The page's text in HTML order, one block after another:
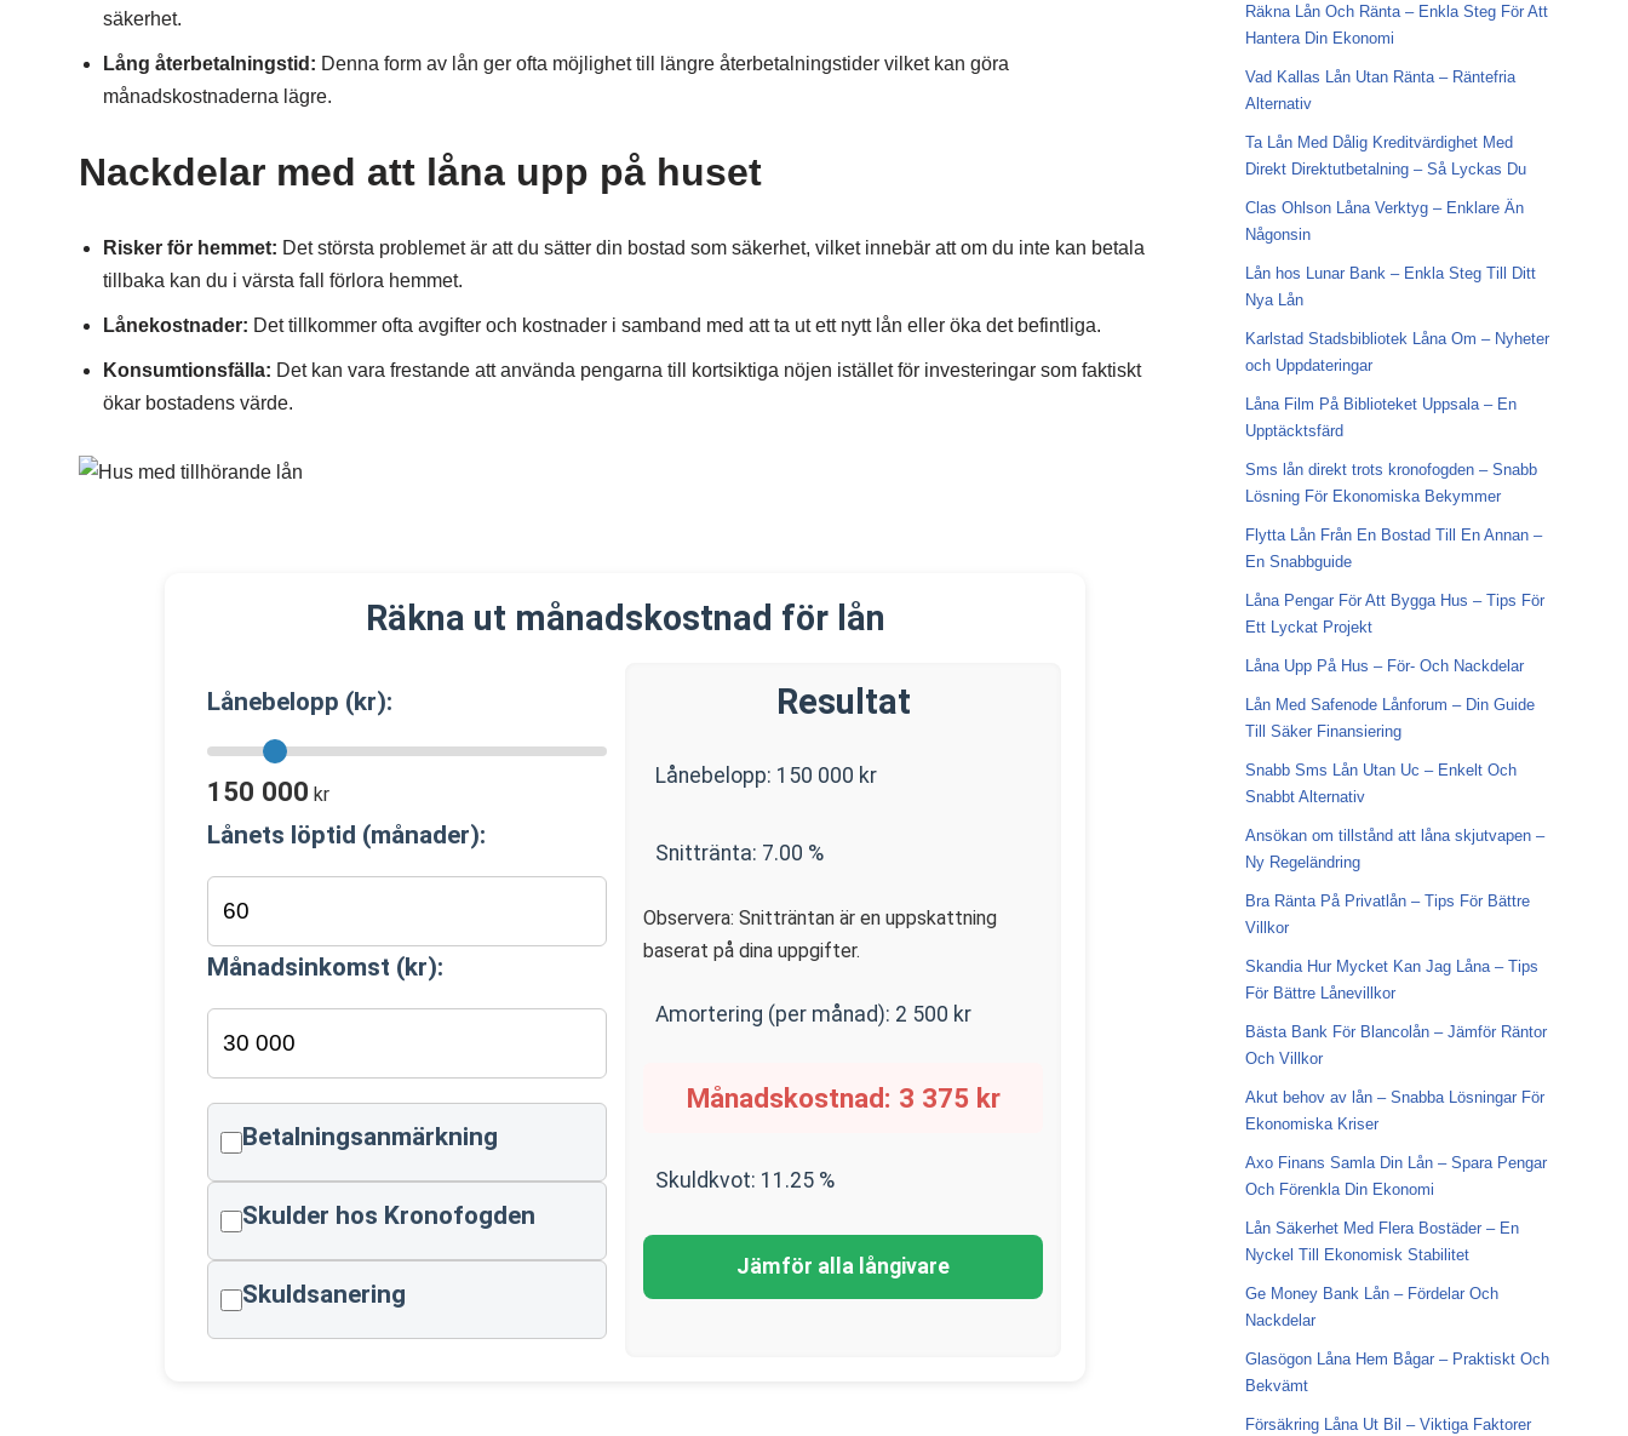
säkerhet.
Lång återbetalningstid: Denna form av lån ger ofta möjlighet till längre återbetalningstider vilket kan göra
månadskostnaderna lägre.
Nackdelar med att låna upp på huset
Risker för hemmet: Det största problemet är att du sätter din bostad som säkerhet, vilket innebär att om du inte kan betala
tillbaka kan du i värsta fall förlora hemmet.
Lånekostnader: Det tillkommer ofta avgifter och kostnader i samband med att ta ut ett nytt lån eller öka det befintliga.
Konsumtionsfälla: Det kan vara frestande att använda pengarna till kortsiktiga nöjen istället för investeringar som faktiskt
ökar bostadens värde.
Räkna ut månadskostnad för lån
Lånebelopp (kr):
150 000 kr
Lånets löptid (månader):
Månadsinkomst (kr):
Betalningsanmärkning
Skulder hos Kronofogden
Skuldsanering
Resultat
Lånebelopp: 150 000 kr
Snittränta: 7.00 %
Observera: Snitträntan är en uppskattning
baserat på dina uppgifter.
Amortering (per månad): 2 500 kr
Månadskostnad: 3 375 kr
Skuldkvot: 11.25 %
Jämför alla långivare
Räkna Lån Och Ränta – Enkla Steg För Att
Hantera Din Ekonomi
Vad Kallas Lån Utan Ränta – Räntefria
Alternativ
Ta Lån Med Dålig Kreditvärdighet Med
Direkt Direktutbetalning – Så Lyckas Du
Clas Ohlson Låna Verktyg – Enklare Än
Någonsin
Lån hos Lunar Bank – Enkla Steg Till Ditt
Nya Lån
Karlstad Stadsbibliotek Låna Om – Nyheter
och Uppdateringar
Låna Film På Biblioteket Uppsala – En
Upptäcktsfärd
Sms lån direkt trots kronofogden – Snabb
Lösning För Ekonomiska Bekymmer
Flytta Lån Från En Bostad Till En Annan –
En Snabbguide
Låna Pengar För Att Bygga Hus – Tips För
Ett Lyckat Projekt
Låna Upp På Hus – För- Och Nackdelar
Lån Med Safenode Lånforum – Din Guide
Till Säker Finansiering
Snabb Sms Lån Utan Uc – Enkelt Och
Snabbt Alternativ
Ansökan om tillstånd att låna skjutvapen –
Ny Regeländring
Bra Ränta På Privatlån – Tips För Bättre
Villkor
Skandia Hur Mycket Kan Jag Låna – Tips
För Bättre Lånevillkor
Bästa Bank För Blancolån – Jämför Räntor
Och Villkor
Akut behov av lån – Snabba Lösningar För
Ekonomiska Kriser
Axo Finans Samla Din Lån – Spara Pengar
Och Förenkla Din Ekonomi
Lån Säkerhet Med Flera Bostäder – En
Nyckel Till Ekonomisk Stabilitet
Ge Money Bank Lån – Fördelar Och
Nackdelar
Glasögon Låna Hem Bågar – Praktiskt Och
Bekvämt
Försäkring Låna Ut Bil – Viktiga Faktorer